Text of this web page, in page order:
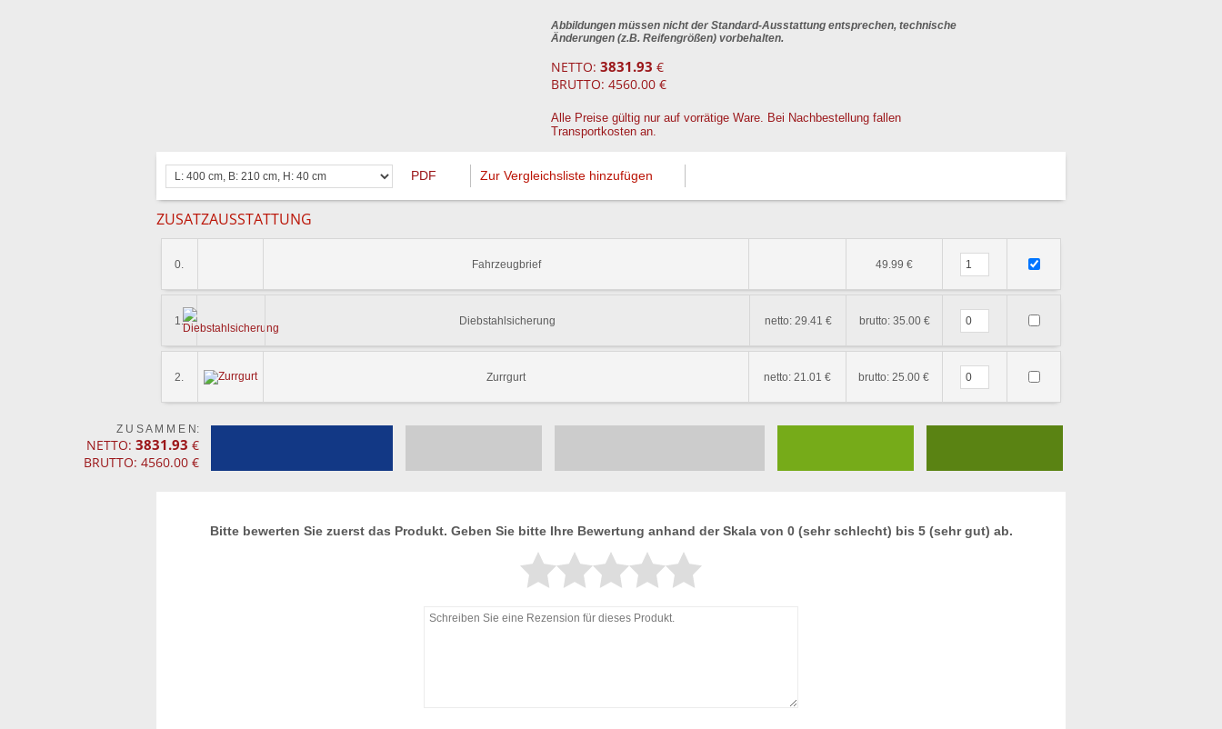
Abbildungen müssen nicht der Standard-Ausstattung entsprechen, technische
Änderungen (z.B. Reifengrößen) vorbehalten.
NETTO: 3831.93 €
BRUTTO: 4560.00 €
Alle Preise gültig nur auf vorrätige Ware. Bei Nachbestellung fallen
Transportkosten an.
PDF Zur Vergleichsliste hinzufügen
ZUSATZAUSSTATTUNG
0. Fahrzeugbrief 49.99 €
1. Diebstahlsicherung netto: 29.41 € brutto: 35.00 €
2. Zurrgurt netto: 21.01 € brutto: 25.00 €
Z U S A M M E N:
NETTO: 3831.93 €
BRUTTO: 4560.00 €
Bitte bewerten Sie zuerst das Produkt. Geben Sie bitte Ihre Bewertung anhand der Skala von 0 (sehr schlecht) bis 5 (sehr gut) ab.